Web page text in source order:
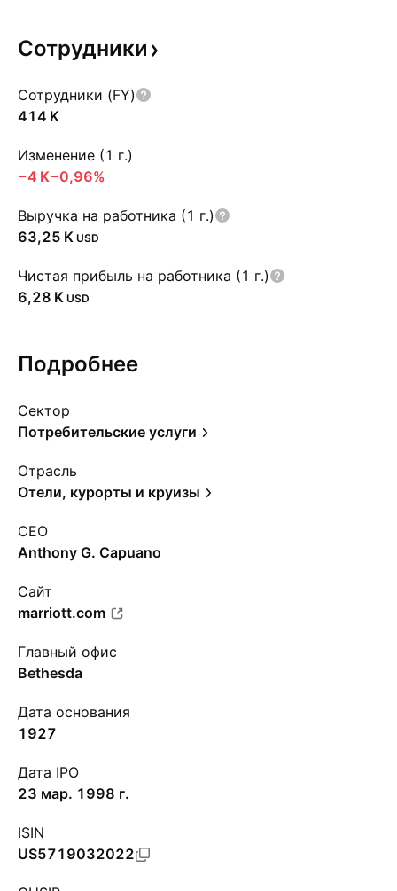
Сотрудники
Сотрудники (FY)
‪414 K‬
Изменение (1 г.)
‪−4 K‬−0,96%
Выручка на работника (1 г.)
‪63,25 K‬ USD
Чистая прибыль на работника (1 г.)
‪6,28 K‬ USD
Подробнее
Сектор
Потребительские услуги
Отрасль
Отели, курорты и круизы
CEO
Anthony G. Capuano
Сайт
marriott.com
Главный офис
Bethesda
Дата основания
1927
Дата IPO
23 мар. 1998 г.
ISIN
US5719032022